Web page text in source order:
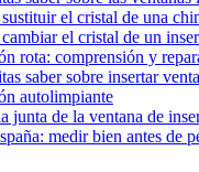
el cristal de una
el cristal de un
rota: comprensión y
saber sobre insertar
autolimpiante
junta de la ventana de
medir bien antes de